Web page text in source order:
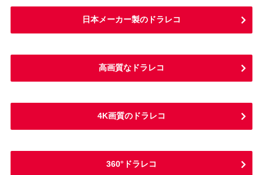
日本メーカー製のドラレコ
高画質なドラレコ
4K画質のドラレコ
360°ドラレコ